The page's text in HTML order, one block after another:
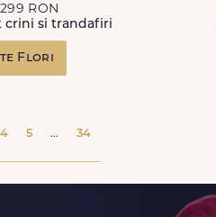
RON
crini si trandafiri
Flori
4 5 ... 34